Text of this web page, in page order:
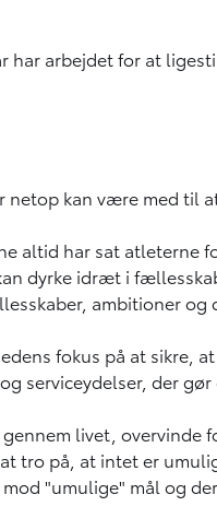
har arbejdet for at
kan være med til
har sat atleterne
dyrke idræt i
ambitioner og
fokus på at
serviceydelser, der
livet, overvinde
på, at intet er
"umulige" mål og